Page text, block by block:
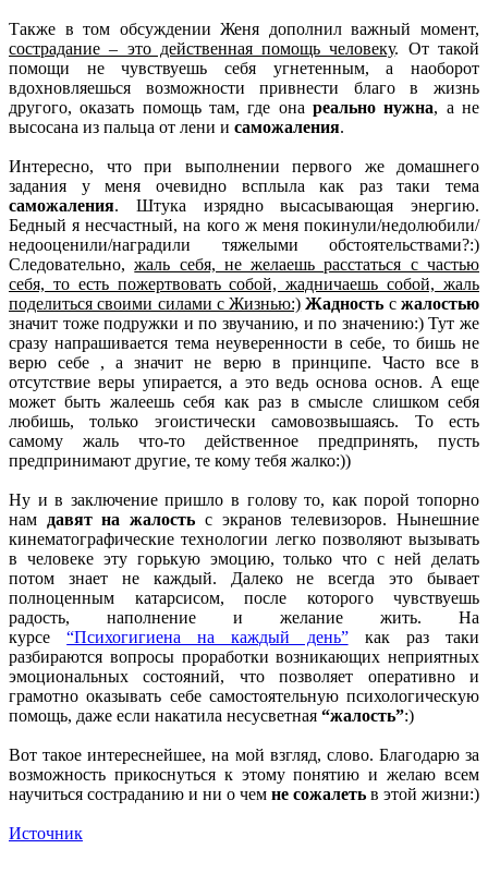
Также в том обсуждении Женя дополнил важный момент,
сострадание – это действенная помощь человеку. От такой
помощи не чувствуешь себя угнетенным, а наоборот
вдохновляешься возможности привнести благо в жизнь
другого, оказать помощь там, где она реально нужна, а не
высосана из пальца от лени и саможаления.
Интересно, что при выполнении первого же домашнего
задания у меня очевидно всплыла как раз таки тема
саможаления. Штука изрядно высасывающая энергию.
Бедный я несчастный, на кого ж меня покинули/недолюбили/
недооценили/наградили тяжелыми обстоятельствами?:)
Следовательно,жаль себя, не желаешь расстаться с частью
себя, то есть пожертвовать собой, жадничаешь собой, жаль
поделиться своими силами с Жизнью:) Жадность сжалостью
значит тоже подружки и по звучанию, и по значению:) Тут же
сразу напрашивается тема неуверенности в себе, то бишь не
верю себе , а значит не верю в принципе. Часто все в
отсутствие веры упирается, а это ведь основа основ. А еще
может быть жалеешь себя как раз в смысле слишком себя
любишь, только эгоистически самовозвышаясь. То есть
самому жаль что-то действенное предпринять, пусть
предпринимают другие, те кому тебя жалко:))
Ну и в заключение пришло в голову то, как порой топорно
нам давят на жалость с экранов телевизоров. Нынешние
кинематографические технологии легко позволяют вызывать
в человеке эту горькую эмоцию, только что с ней делать
потом знает не каждый. Далеко не всегда это бывает
полноценным катарсисом, после которого чувствуешь
радость, наполнение и желание жить. На
курсе“Психогигиена на каждый день”как раз таки
разбираются вопросы проработки возникающих неприятных
эмоциональных состояний, что позволяет оперативно и
грамотно оказывать себе самостоятельную психологическую
помощь, даже если накатила несусветная “жалость”:)
Вот такое интереснейшее, на мой взгляд, слово. Благодарю за
возможность прикоснуться к этому понятию и желаю всем
научиться состраданию и ни о чем не сожалеть в этой жизни:)
Источник